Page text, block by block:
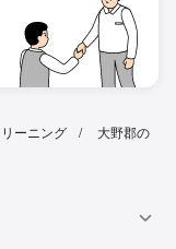
ーニング
大野郡の